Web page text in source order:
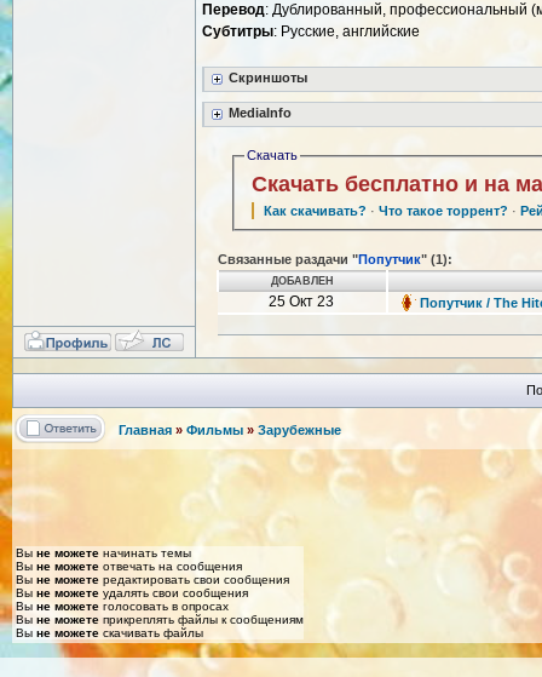
Перевод: Дублированный, профессиональный
Cубтитры: Русские, английские
Скриншоты
MediaInfo
Скачать
Скачать бесплатно и на
Как скачивать? ·Что такое торрент? ·
Связанные раздачи "Попутчик" (1):
ДОБАВЛЕН
25 Окт 23 Попутчик / The
Главная » Фильмы » Зарубежные
Вы не можете начинать темы
Вы не можете отвечать на сообщения
Вы не можете редактировать свои сообщения
Вы не можете удалять свои сообщения
Вы не можете голосовать в опросах
Вы не можете прикреплять файлы к сообщениям
Вы не можете скачивать файлы